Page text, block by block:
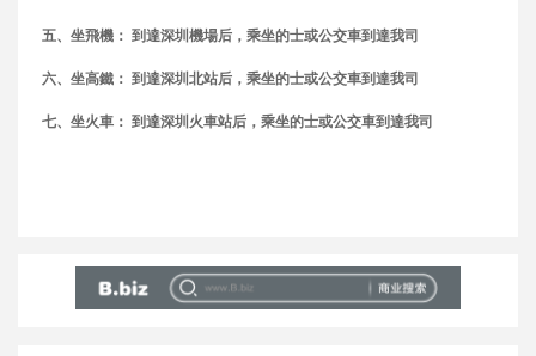
五、坐飛機： 到達深圳機場后，乘坐的士或公交車到達我司
六、坐高鐵： 到達深圳北站后，乘坐的士或公交車到達我司
七、坐火車： 到達深圳火車站后，乘坐的士或公交車到達我司